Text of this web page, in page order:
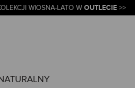
WIOSNA-LATO W OUTLECIE >>